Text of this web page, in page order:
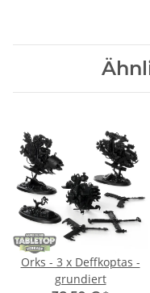
Orks - 3 x Deffkoptas -
grundiert